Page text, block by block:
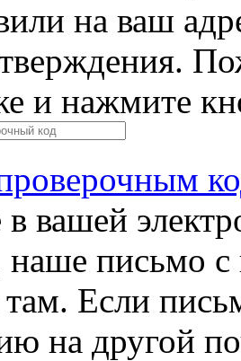
на ваш
и нажмите
в вашей
письмо с
там. Если
на другой